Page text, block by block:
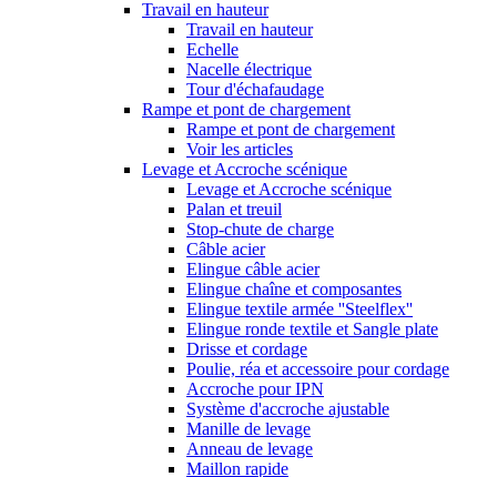
Travail en hauteur
Travail en hauteur
Echelle
Nacelle électrique
Tour d'échafaudage
Rampe et pont de chargement
Rampe et pont de chargement
Voir les articles
Levage et Accroche scénique
Levage et Accroche scénique
Palan et treuil
Stop-chute de charge
Câble acier
Elingue câble acier
Elingue chaîne et composantes
Elingue textile armée ''Steelflex''
Elingue ronde textile et Sangle plate
Drisse et cordage
Poulie, réa et accessoire pour cordage
Accroche pour IPN
Système d'accroche ajustable
Manille de levage
Anneau de levage
Maillon rapide